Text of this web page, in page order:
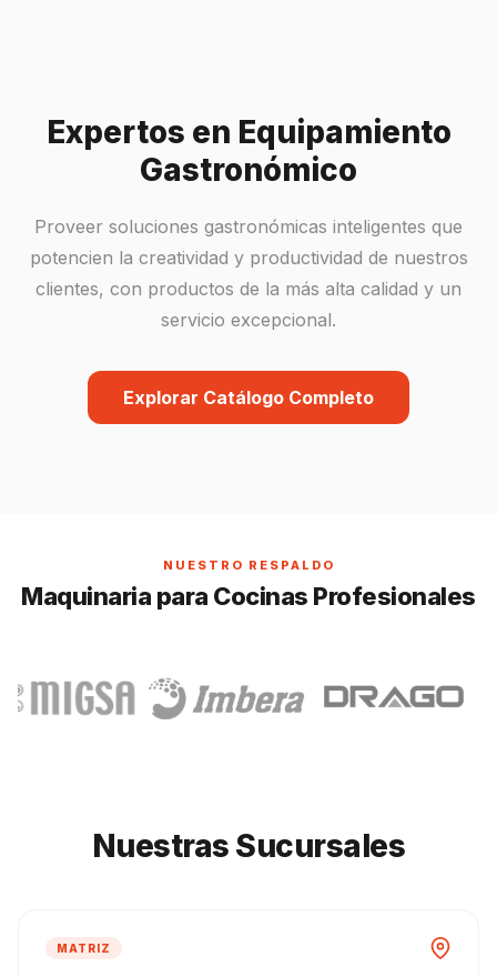
Expertos en Equipamiento
Gastronómico
Proveer soluciones gastronómicas inteligentes que
potencien la creatividad y productividad de nuestros
clientes, con productos de la más alta calidad y un
servicio excepcional.
Explorar Catálogo Completo
NUESTRO RESPALDO
Maquinaria para Cocinas Profesionales
Nuestras Sucursales
MATRIZ